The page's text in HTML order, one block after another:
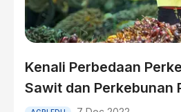
Kenali Perbedaan
Sawit dan Perkebunan